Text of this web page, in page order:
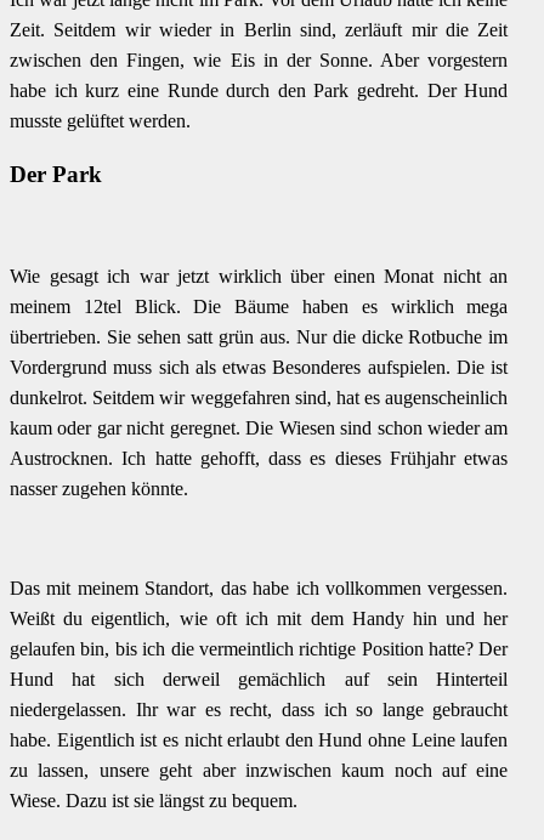
Zeit. Seitdem wir wieder in Berlin sind, zerläuft mir die Zeit
zwischen den Fingen, wie Eis in der Sonne. Aber vorgestern
habe ich kurz eine Runde durch den Park gedreht. Der Hund
musste gelüftet werden.
Der Park
Wie gesagt ich war jetzt wirklich über einen Monat nicht an
meinem 12tel Blick. Die Bäume haben es wirklich mega
übertrieben. Sie sehen satt grün aus. Nur die dicke Rotbuche im
Vordergrund muss sich als etwas Besonderes aufspielen. Die ist
dunkelrot. Seitdem wir weggefahren sind, hat es augenscheinlich
kaum oder gar nicht geregnet. Die Wiesen sind schon wieder am
Austrocknen. Ich hatte gehofft, dass es dieses Frühjahr etwas
nasser zugehen könnte.
Das mit meinem Standort, das habe ich vollkommen vergessen.
Weißt du eigentlich, wie oft ich mit dem Handy hin und her
gelaufen bin, bis ich die vermeintlich richtige Position hatte? Der
Hund hat sich derweil gemächlich auf sein Hinterteil
niedergelassen. Ihr war es recht, dass ich so lange gebraucht
habe. Eigentlich ist es nicht erlaubt den Hund ohne Leine laufen
zu lassen, unsere geht aber inzwischen kaum noch auf eine
Wiese. Dazu ist sie längst zu bequem.